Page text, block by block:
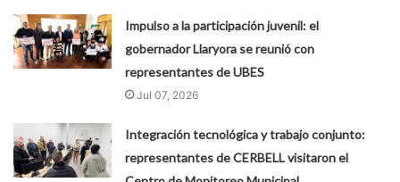
Impulso a la participación juvenil: el
gobernador Llaryora se reunió con
representantes de UBES
Jul 07, 2026
Integración tecnológica y trabajo conjunto:
representantes de CERBELL visitaron el